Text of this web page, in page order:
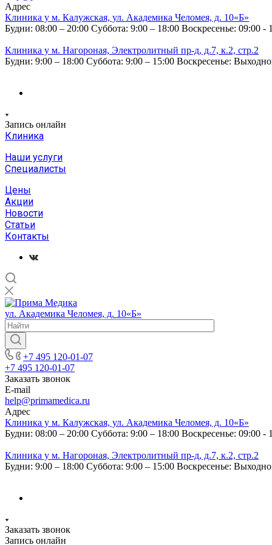
Адрес
Клиника у м. Калужская, ул. Академика Челомея, д. 10«Б»
Будни: 08:00 – 20:00 Суббота: 9:00 – 18:00 Воскресенье: 09:00 -
Клиника у м. Нагороная, Электролитный пр-д, д.7, к.2, стр.2
Будни: 9:00 – 18:00 Суббота: 9:00 – 15:00 Воскресенье:
Запись онлайн
Клиника
Наши услуги
Специалисты
Цены
Акции
Новости
Статьи
Контакты
ул. Академика Челомея, д. 10«Б»
+7 495 120-01-07
+7 495 120-01-07
Заказать звонок
E-mail
help@primamedica.ru
Адрес
Клиника у м. Калужская, ул. Академика Челомея, д. 10«Б»
Будни: 08:00 – 20:00 Суббота: 9:00 – 18:00 Воскресенье: 09:00 -
Клиника у м. Нагороная, Электролитный пр-д, д.7, к.2, стр.2
Будни: 9:00 – 18:00 Суббота: 9:00 – 15:00 Воскресенье:
Заказать звонок
Запись онлайн